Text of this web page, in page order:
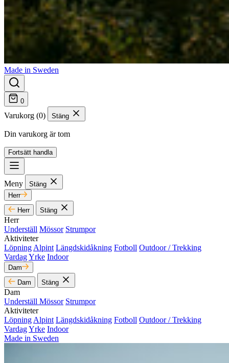
Made in Sweden
0
Varukorg (0) Stäng
Din varukorg är tom
Fortsätt handla
Meny
Stäng
Herr
Herr
Stäng
Herr
Underställ Mössor Strumpor
Aktiviteter
Löpning Alpint Längdskidåkning Fotboll Outdoor / Trekking
VardagYrke Indoor
Dam
Dam
Stäng
Dam
Underställ Mössor Strumpor
Aktiviteter
Löpning Alpint Längdskidåkning Fotboll Outdoor / Trekking
VardagYrke Indoor
Made in Sweden